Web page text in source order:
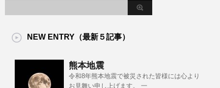
NEW ENTRY（最新５記事）
熊本地震
令和8年熊本地震で被災された皆様には心より
お見舞い申し上げます。 一